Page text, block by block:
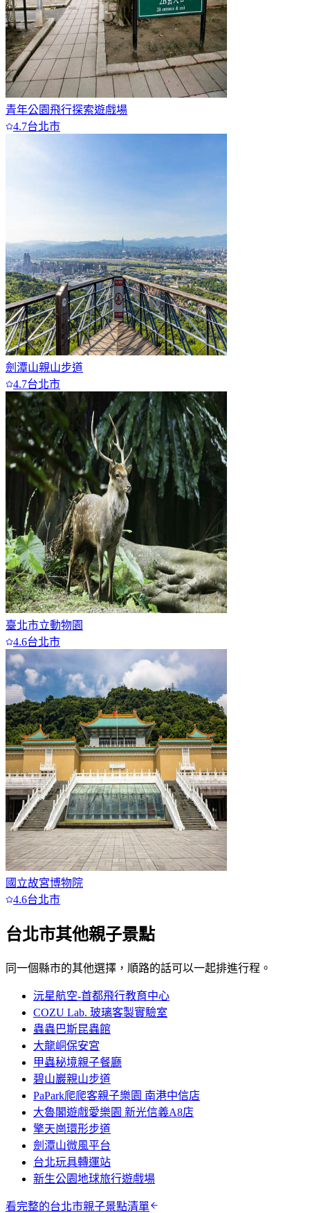
青年公園飛行探索遊戲場
4.7台北市
劍潭山親山步道
4.7台北市
臺北市立動物園
4.6台北市
國立故宮博物院
4.6台北市
台北市其他親子景點
同一個縣市的其他選擇，順路的話可以一起排進行程。
沅星航空-首都飛行教育中心
COZU Lab. 玻璃客製實驗室
蟲蟲巴斯昆蟲館
大龍峒保安宮
甲蟲秘境親子餐廳
碧山巖親山步道
PaPark爬爬客親子樂園 南港中信店
大魯閣遊戲愛樂園 新光信義A8店
擎天崗環形步道
劍潭山微風平台
台北玩具轉運站
新生公園地球旅行遊戲場
看完整的台北市親子景點清單